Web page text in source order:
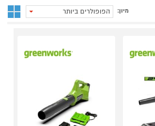
מיון: הפופולרים ביותר